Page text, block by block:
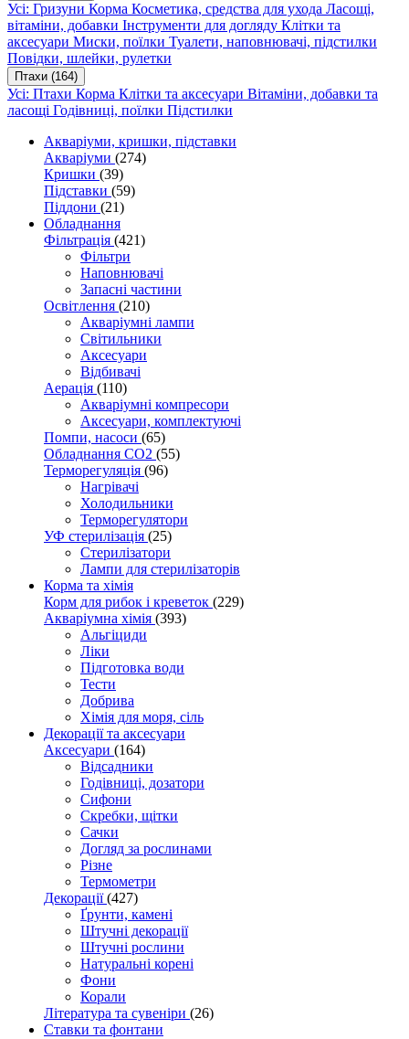
Усі: Гризуни Корма Косметика, средства для ухода Ласощі,
вітаміни, добавки Інструменти для догляду Клітки та
аксесуари Миски, поїлки Туалети, наповнювачі, підстилки
Повідки, шлейки, рулетки
Птахи (164)
Усі: Птахи Корма Клітки та аксесуари Вітаміни, добавки та
ласощі Годівниці, поїлки Підстилки
Акваріуми, кришки, підставки
Акваріуми (274)
Кришки (39)
Підставки (59)
Піддони (21)
Обладнання
Фільтрація (421)
Фільтри
Наповнювачі
Запасні частини
Освітлення (210)
Акваріумні лампи
Світильники
Аксесуари
Відбивачі
Аерація (110)
Акваріумні компресори
Аксесуари, комплектуючі
Помпи, насоси (65)
Обладнання CO2 (55)
Терморегуляція (96)
Нагрівачі
Холодильники
Терморегулятори
УФ стерилізація (25)
Стерилізатори
Лампи для стерилізаторів
Корма та хімія
Корм для рибок і креветок (229)
Акваріумна хімія (393)
Альгіциди
Ліки
Підготовка води
Тести
Добрива
Хімія для моря, сіль
Декорації та аксесуари
Аксесуари (164)
Відсадники
Годівниці, дозатори
Сифони
Скребки, щітки
Сачки
Догляд за рослинами
Різне
Термометри
Декорації(427)
Ґрунти, камені
Штучні декорації
Штучні рослини
Натуральні корені
Фони
Корали
Література та сувеніри (26)
Ставки та фонтани